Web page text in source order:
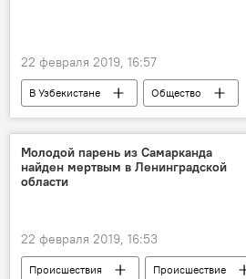
22 февраля 2019, 16:57
В Узбекистане
Общество
Хокимият Ташкента
снос дома
слухи
Молодой парень из Самарканда
найден мертвым в Ленинградской
области
22 февраля 2019, 16:53
Происшествия
Происшествие